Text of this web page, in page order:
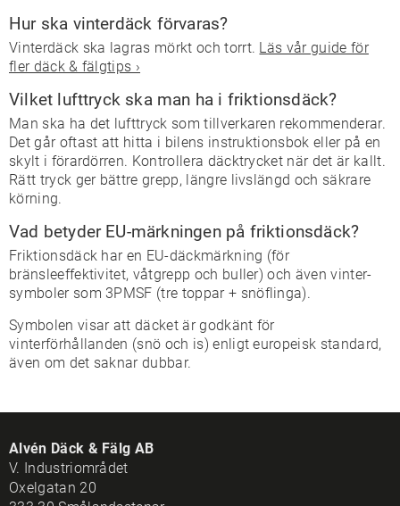
Hur ska vinterdäck förvaras?
Vinterdäck ska lagras mörkt och torrt. Läs vår guide för
fler däck & fälgtips ›
Vilket lufttryck ska man ha i friktionsdäck?
Man ska ha det lufttryck som tillverkaren rekommenderar.
Det går oftast att hitta i bilens instruktionsbok eller på en
skylt i förardörren. Kontrollera däcktrycket när det är kallt.
Rätt tryck ger bättre grepp, längre livslängd och säkrare
körning.
Vad betyder EU-märkningen på friktionsdäck?
Friktionsdäck har en EU-däckmärkning (för
bränsleeffektivitet, våtgrepp och buller) och även vinter-
symboler som 3PMSF (tre toppar + snöflinga).
Symbolen visar att däcket är godkänt för
vinterförhållanden (snö och is) enligt europeisk standard,
även om det saknar dubbar.
Alvén Däck & Fälg AB
V. Industriområdet
Oxelgatan 20